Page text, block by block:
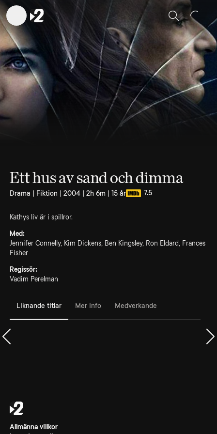
Sök
Ett hus av sand och dimma
Drama | Fiktion | 2004 | 2h 6m | 15 år 7.5
Kathys liv är i spillror.
Med:
Jennifer Connelly, Kim Dickens, Ben Kingsley, Ron Eldard, Frances
Fisher
Regissör:
Vadim Perelman
Liknande titlar Mer info Medverkande
Allmänna villkor